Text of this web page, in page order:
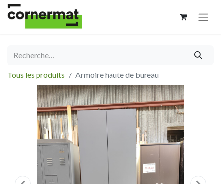
Tous les produits Armoire haute de bureau